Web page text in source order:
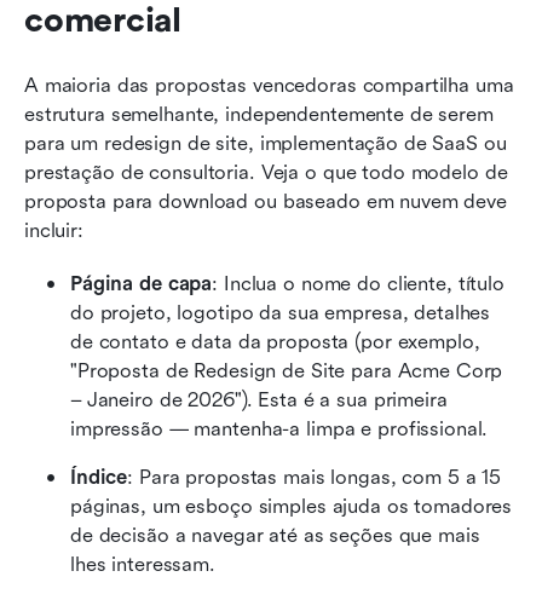
comercial
A maioria das propostas vencedoras compartilha uma
estrutura semelhante, independentemente de serem
para um redesign de site, implementação de SaaS ou
prestação de consultoria. Veja o que todo modelo de
proposta para download ou baseado em nuvem deve
incluir:
Página de capa: Inclua o nome do cliente, título
do projeto, logotipo da sua empresa, detalhes
de contato e data da proposta (por exemplo,
"Proposta de Redesign de Site para Acme Corp
– Janeiro de 2026"). Esta é a sua primeira
impressão — mantenha-a limpa e profissional.
Índice: Para propostas mais longas, com 5 a 15
páginas, um esboço simples ajuda os tomadores
de decisão a navegar até as seções que mais
lhes interessam.